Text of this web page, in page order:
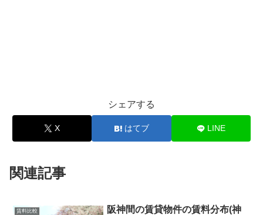
シェアする
X はてブ LINE
関連記事
賃料比較
阪神間の賃貸物件の賃料分布(神